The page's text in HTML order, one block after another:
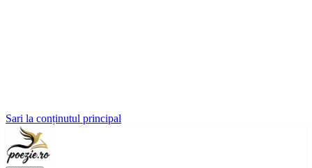
Sari la conținutul principal